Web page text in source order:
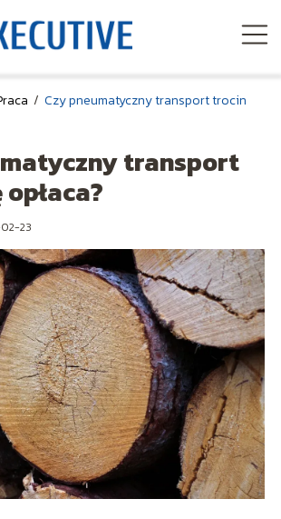
/ Czy pneumatyczny transport trocin
transport
23